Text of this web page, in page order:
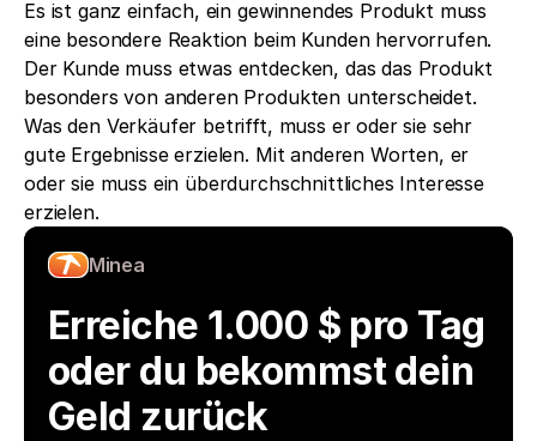
Es ist ganz einfach, ein gewinnendes Produkt muss
eine besondere Reaktion beim Kunden hervorrufen.
Der Kunde muss etwas entdecken, das das Produkt
besonders von anderen Produkten unterscheidet.
Was den Verkäufer betrifft, muss er oder sie sehr
gute Ergebnisse erzielen. Mit anderen Worten, er
oder sie muss ein überdurchschnittliches Interesse
erzielen.
Minea
Erreiche 1.000 $ pro Tag
oder du bekommst dein
Geld zurück